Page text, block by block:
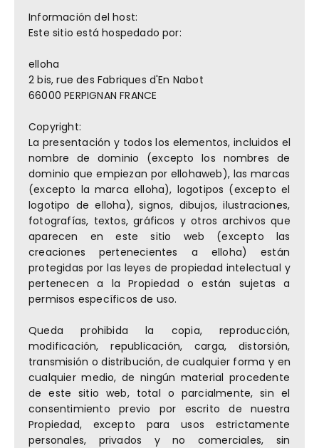
Información del host:
Este sitio está hospedado por:
elloha
2 bis, rue des Fabriques d'En Nabot
66000 PERPIGNAN FRANCE
Copyright:
La presentación y todos los elementos, incluidos el
nombre de dominio (excepto los nombres de
dominio que empiezan por ellohaweb), las marcas
(excepto la marca elloha), logotipos (excepto el
logotipo de elloha), signos, dibujos, ilustraciones,
fotografías, textos, gráficos y otros archivos que
aparecen en este sitio web (excepto las
creaciones pertenecientes a elloha) están
protegidas por las leyes de propiedad intelectual y
pertenecen a la Propiedad o están sujetas a
permisos específicos de uso.
Queda prohibida la copia, reproducción,
modificación, republicación, carga, distorsión,
transmisión o distribución, de cualquier forma y en
cualquier medio, de ningún material procedente
de este sitio web, total o parcialmente, sin el
consentimiento previo por escrito de nuestra
Propiedad, excepto para usos estrictamente
personales, privados y no comerciales, sin